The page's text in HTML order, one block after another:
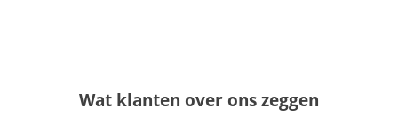
Wat klanten over ons zeggen